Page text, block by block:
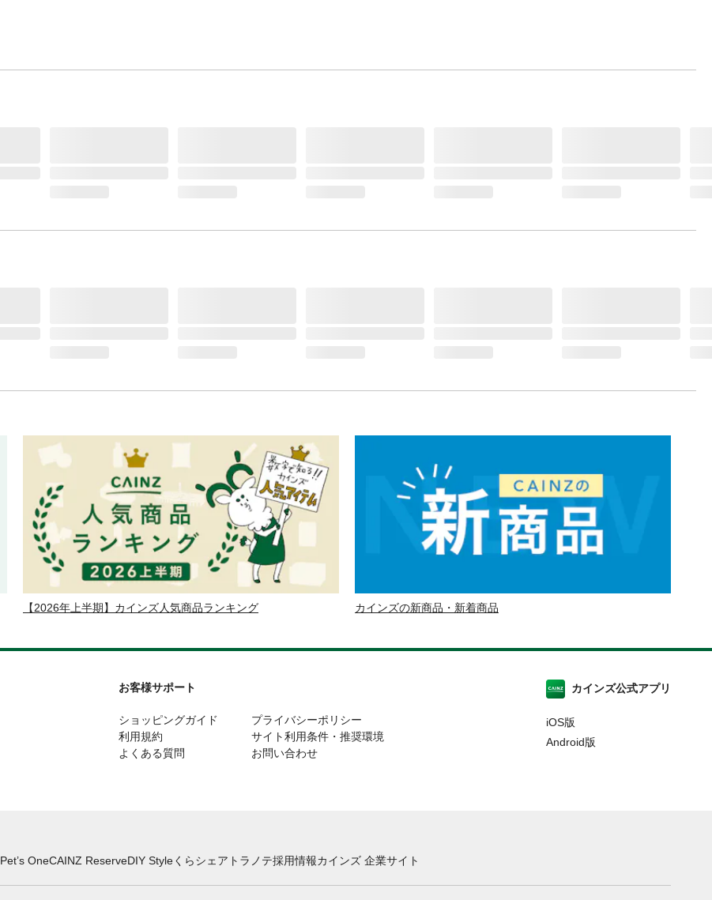
【2026年上半期】カインズ人気商品ランキング カインズの新商品・新着商品
お客様サポート
ショッピングガイド
利用規約
よくある質問
プライバシーポリシー
サイト利用条件・推奨環境
お問い合わせ
カインズ公式アプリ
iOS版
Android版
Pet’s OneCAINZ ReserveDIY Styleくらシェア トラノテ採用情報カインズ 企業サイト